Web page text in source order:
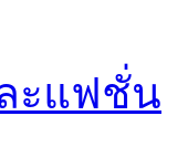
ะแฟชั่น